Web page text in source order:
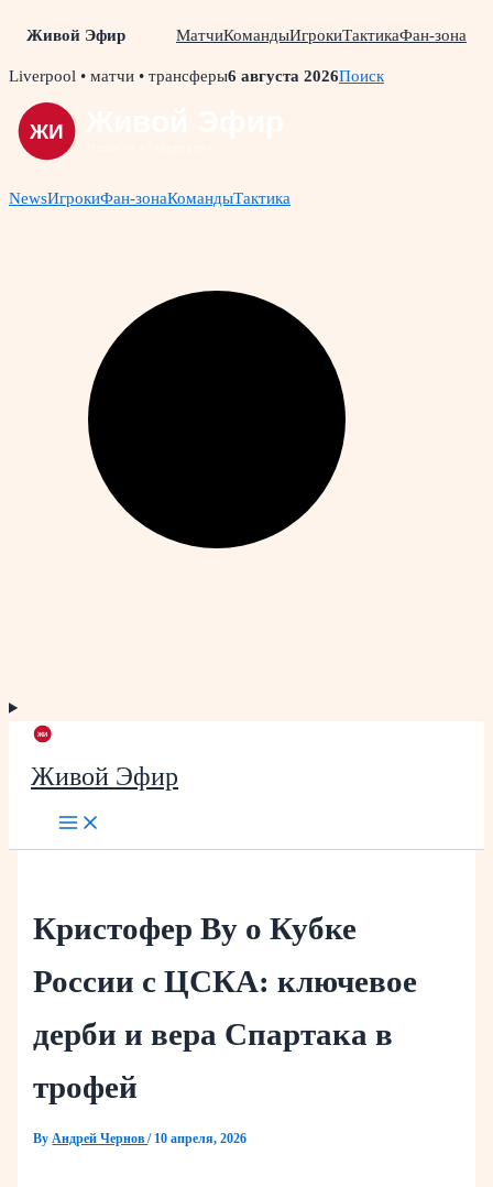
Живой Эфир МатчиКомандыИгрокиТактикаФан-зона
Skip
content
Liverpool • матчи • трансферы6 августа 2026Поиск
NewsИгрокиФан-зонаКомандыТактика
Живой Эфир
Кристофер Ву о Кубке
России с ЦСКА: ключевое
дерби и вера Спартака в
трофей
By Андрей Чернов/ 10 апреля, 2026